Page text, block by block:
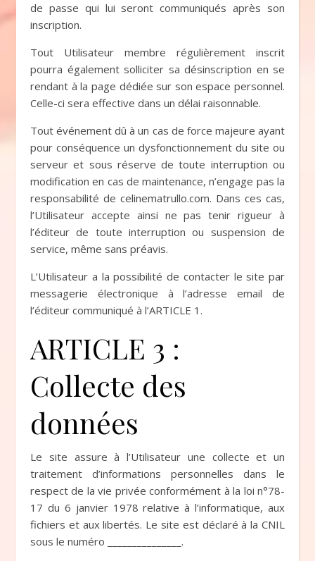
de passe qui lui seront communiqués après son
inscription.
Tout Utilisateur membre régulièrement inscrit
pourra également solliciter sa désinscription en se
rendant à la page dédiée sur son espace personnel.
Celle-ci sera effective dans un délai raisonnable.
Tout événement dû à un cas de force majeure ayant
pour conséquence un dysfonctionnement du site ou
serveur et sous réserve de toute interruption ou
modification en cas de maintenance, n’engage pas la
responsabilité de celinematrullo.com. Dans ces cas,
l’Utilisateur accepte ainsi ne pas tenir rigueur à
l’éditeur de toute interruption ou suspension de
service, même sans préavis.
L’Utilisateur a la possibilité de contacter le site par
messagerie électronique à l’adresse email de
l’éditeur communiqué à l’ARTICLE 1.
ARTICLE 3 :
Collecte des
données
Le site assure à l’Utilisateur une collecte et un
traitement d’informations personnelles dans le
respect de la vie privée conformément à la loi n°78-
17 du 6 janvier 1978 relative à l’informatique, aux
fichiers et aux libertés. Le site est déclaré à la CNIL
sous le numéro _______________.